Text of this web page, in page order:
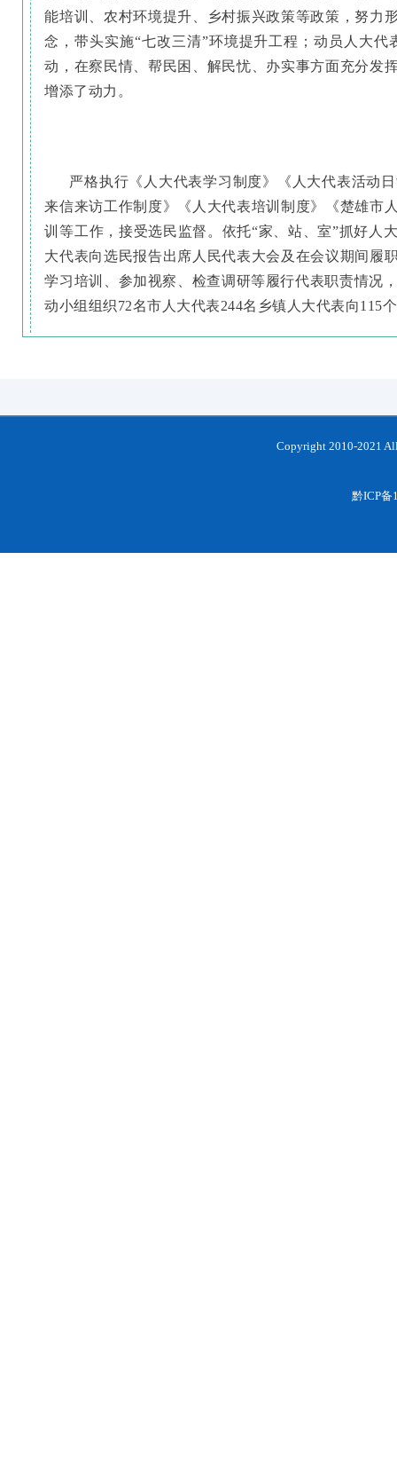
能培训、农村环境提升、乡村振兴政策等政策，努力
念，带头实施“七改三清”环境提升工程；动员人大
动，在察民情、帮民困、解民忧、办实事方面充分发
增添了动力。
严格执行《人大代表学习制度》《人大代表活动
来信来访工作制度》《人大代表培训制度》《楚雄市
训等工作，接受选民监督。依托“家、站、室”抓好人
大代表向选民报告出席人民代表大会及在会议期间履
学习培训、参加视察、检查调研等履行代表职责情况
动小组组织72名市人大代表244名乡镇人大代表向115
Copyright 2010-2021
黔ICP备